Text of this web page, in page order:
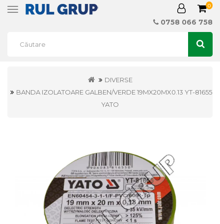
Toggle
0
0758 066 758
DIVERSE
BANDA IZOLATOARE GALBEN/VERDE 19MX20MX0.13 YT-81655
YATO